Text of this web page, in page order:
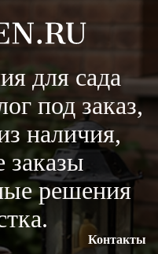
для сада
под заказ,
наличия,
заказы
решения
Контакты